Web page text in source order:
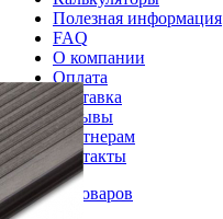
Полезная информация
FAQ
О компании
Оплата
Доставка
Отзывы
Партнерам
Контакты
Каталог товаров